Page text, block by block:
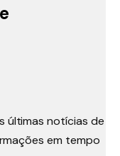
últimas notícias de
em tempo